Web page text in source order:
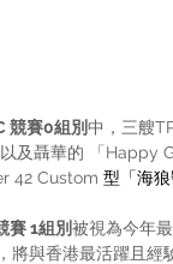
競賽0組別中，三艘
以及聶華的 「Happy
42 Custom 型「海
賽 1組別被視為今年
將與香港最活躍且經